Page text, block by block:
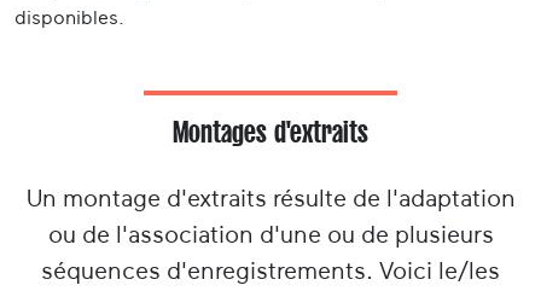
disponibles.
Montages d'extraits
Un montage d'extraits résulte de l'adaptation
ou de l'association d'une ou de plusieurs
séquences d'enregistrements. Voici le/les